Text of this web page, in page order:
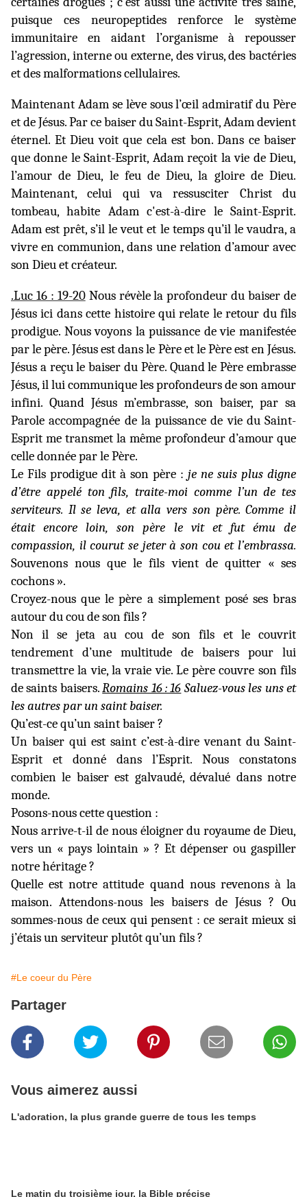
puisque ces neuropeptides renforce le système
immunitaire en aidant l’organisme à repousser
l’agression, interne ou externe, des virus, des bactéries
et des malformations cellulaires.
Maintenant Adam se lève sous l’œil admiratif du Père
et de Jésus. Par ce baiser du Saint-Esprit, Adam devient
éternel. Et Dieu voit que cela est bon. Dans ce baiser
que donne le Saint-Esprit, Adam reçoit la vie de Dieu,
l’amour de Dieu, le feu de Dieu, la gloire de Dieu.
Maintenant, celui qui va ressusciter Christ du
tombeau, habite Adam c'est-à-dire le Saint-Esprit.
Adam est prêt, s’il le veut et le temps qu’il le vaudra, a
vivre en communion, dans une relation d’amour avec
son Dieu et créateur.
.Luc 16 : 19-20Nous révèle la profondeur du baiser de
Jésus ici dans cette histoire qui relate le retour du fils
prodigue. Nous voyons la puissance de vie manifestée
par le père. Jésus est dans le Père et le Père est en Jésus.
Jésus a reçu le baiser du Père. Quand le Père embrasse
Jésus, il lui communique les profondeurs de son amour
infini. Quand Jésus m’embrasse, son baiser, par sa
Parole accompagnée de la puissance de vie du Saint-
Esprit me transmet la même profondeur d’amour que
celle donnée par le Père.
Le Fils prodigue dit à son père : je ne suis plus digne
d’être appelé ton fils, traite-moi comme l’un de tes
serviteurs. Il se leva, et alla vers son père. Comme il
était encore loin, son père le vit et fut ému de
compassion, il courut se jeter à son cou et l’embrassa.
Souvenons nous que le fils vient de quitter « ses
cochons ».
Croyez-nous que le père a simplement posé ses bras
autour du cou de son fils ?
Non il se jeta au cou de son fils et le couvrit
tendrement d’une multitude de baisers pour lui
transmettre la vie, la vraie vie. Le père couvre son fils
de saints baisers.Romains 16 : 16 Saluez-vous les uns et
les autres par un saint baiser.
Qu’est-ce qu’un saint baiser ?
Un baiser qui est saint c’est-à-dire venant du Saint-
Esprit et donné dans l’Esprit. Nous constatons
combien le baiser est galvaudé, dévalué dans notre
monde.
Posons-nous cette question :
Nous arrive-t-il de nous éloigner du royaume de Dieu,
vers un « pays lointain » ? Et dépenser ou gaspiller
notre héritage ?
Quelle est notre attitude quand nous revenons à la
maison. Attendons-nous les baisers de Jésus ? Ou
sommes-nous de ceux qui pensent : ce serait mieux si
j’étais un serviteur plutôt qu’un fils ?
#Le coeur du Père
Partager
Vous aimerez aussi
L'adoration, la plus grande guerre de tous les temps
Le matin du troisième jour, la Bible précise